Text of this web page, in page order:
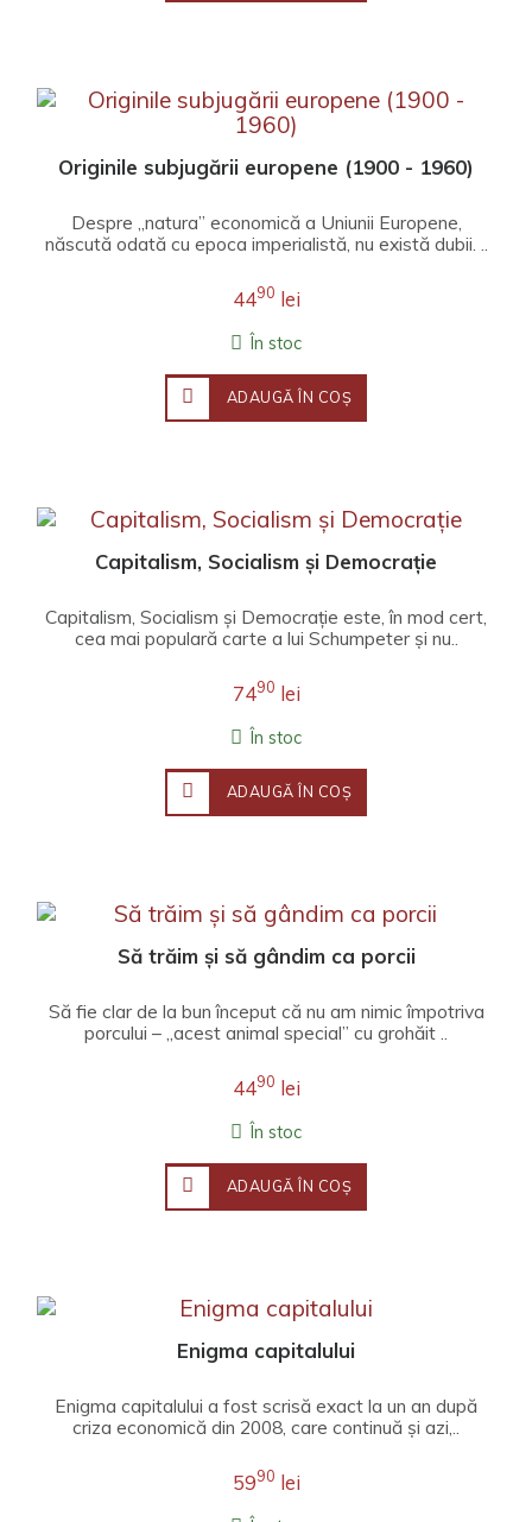
Originile subjugării europene (1900 - 1960)
Despre „natura” economică a Uniunii Europene,
născută odată cu epoca imperialistă, nu există dubii. ..
4490 lei
În stoc
ADAUGĂ ÎN COŞ
Capitalism, Socialism și Democrație
Capitalism, Socialism și Democrație este, în mod cert,
cea mai populară carte a lui Schumpeter și nu..
7490 lei
În stoc
ADAUGĂ ÎN COŞ
Să trăim și să gândim ca porcii
Să fie clar de la bun început că nu am nimic împotriva
porcului – „acest animal special” cu grohăit ..
4490 lei
În stoc
ADAUGĂ ÎN COŞ
Enigma capitalului
Enigma capitalului a fost scrisă exact la un an după
criza economică din 2008, care continuă și azi,..
5990 lei